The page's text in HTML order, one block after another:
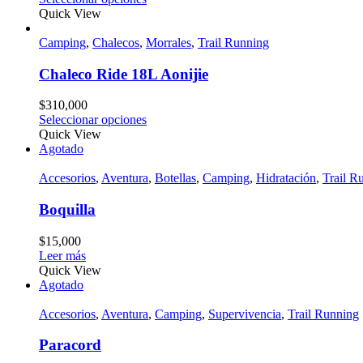
Quick View
Camping, Chalecos, Morrales, Trail Running
Chaleco Ride 18L Aonijie
$310,000
Seleccionar opciones
Quick View
Agotado
Accesorios, Aventura, Botellas, Camping, Hidratación, Trail
Boquilla
$15,000
Leer más
Quick View
Agotado
Accesorios, Aventura, Camping, Supervivencia, Trail Running
Paracord